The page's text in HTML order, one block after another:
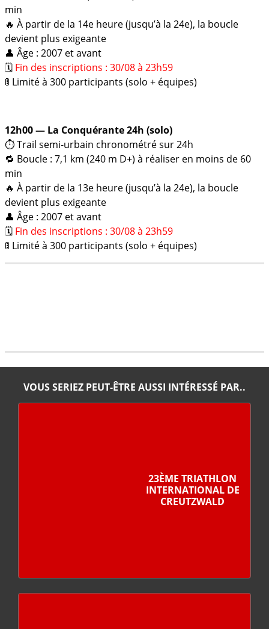
min
🔥 À partir de la 14e heure (jusqu’à la 24e), la boucle
devient plus exigeante
👤 Âge : 2007 et avant
🗓️ Fin des inscriptions : 30/08 à 23h59
🚦 Limité à 300 participants (solo + équipes)
12h00 — La Conquérante 24h (solo)
⏱️ Trail semi-urbain chronométré sur 24h
🔁 Boucle : 7,1 km (240 m D+) à réaliser en moins de 60
min
🔥 À partir de la 13e heure (jusqu’à la 24e), la boucle
devient plus exigeante
👤 Âge : 2007 et avant
🗓️ Fin des inscriptions : 30/08 à 23h59
🚦 Limité à 300 participants (solo + équipes)
VOUS SERIEZ PEUT-ÊTRE AUSSI INTÉRESSÉ PAR..
23ÈME TRIATHLON
INTERNATIONAL DE
CREUTZWALD